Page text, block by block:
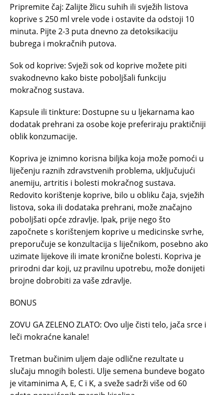
Pripremite čaj: Zalijte žlicu suhih ili svježih listova
koprive s 250 ml vrele vode i ostavite da odstoji 10
minuta. Pijte 2-3 puta dnevno za detoksikaciju
bubrega i mokračnih putova.
Sok od koprive: Svježi sok od koprive možete piti
svakodnevno kako biste poboljšali funkciju
mokračnog sustava.
Kapsule ili tinkture: Dostupne su u ljekarnama kao
dodatak prehrani za osobe koje preferiraju praktičniji
oblik konzumacije.
Kopriva je iznimno korisna biljka koja može pomoći u
liječenju raznih zdravstvenih problema, uključujući
anemiju, artritis i bolesti mokračnog sustava.
Redovito korištenje koprive, bilo u obliku čaja, svježih
listova, soka ili dodataka prehrani, može značajno
poboljšati opće zdravlje. Ipak, prije nego što
započnete s korištenjem koprive u medicinske svrhe,
preporučuje se konzultacija s liječnikom, posebno ako
uzimate lijekove ili imate kronične bolesti. Kopriva je
prirodni dar koji, uz pravilnu upotrebu, može donijeti
brojne dobrobiti za vaše zdravlje.
BONUS
ZOVU GA ZELENO ZLATO: Ovo ulje čisti telo, jača srce i
leči mokraćne kanale!
Tretman bučinim uljem daje odlične rezultate u
slučaju mnogih bolesti. Ulje semena bundeve bogato
je vitaminima A, E, C i K, a sveže sadrži više od 60